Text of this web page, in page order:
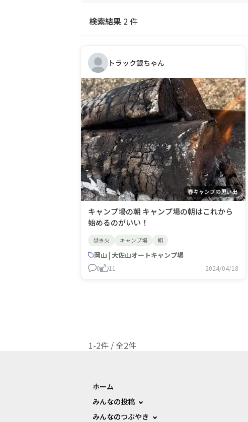
検索結果 2 件
トラック銀ちゃん
春キャンプの思い出
キャンプ場の朝 キャンプ場の朝はこれから
始めるのがいい！
焚き火 キャンプ場 朝
岡山 | 大佐山オートキャンプ場
0 11 2024/04/18
1-2件 / 全2件
ホーム
みんなの投稿
みんなのつぶやき